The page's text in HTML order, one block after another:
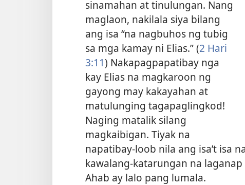
sinamahan at tinulungan. Nang
maglaon, nakilala siya bilang
ang isa “na nagbuhos ng tubig
sa mga kamay ni Elias.” (2 Hari
3:11) Nakapagpapatibay nga
kay Elias na magkaroon ng
gayong may kakayahan at
matulunging tagapaglingkod!
Naging matalik silang
magkaibigan. Tiyak na
napatibay-loob nila ang isa’t isa
kawalang-katarungan na
Ahab ay lalo pang lumala.